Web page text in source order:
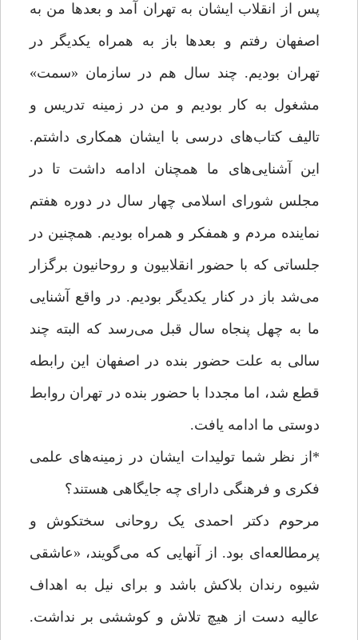
پس از انقلاب ایشان به تهران آمد و بعدها من به
اصفهان رفتم و بعدها باز به همراه یکدیگر در
تهران بودیم. چند سال هم در سازمان «سمت»
مشغول به کار بودیم و من در زمینه تدریس و
تالیف کتاب‌های درسی با ایشان همکاری داشتم.
این آشنایی‌های ما همچنان ادامه داشت تا در
مجلس شورای اسلامی چهار سال در دوره هفتم
نماینده مردم و همفکر و همراه بودیم. همچنین در
جلساتی که با حضور انقلابیون و روحانیون برگزار
می‌شد باز در کنار یکدیگر بودیم. در واقع آشنایی
ما به چهل پنجاه سال قبل می‌رسد که البته چند
سالی به علت حضور بنده در اصفهان این رابطه
قطع شد، اما مجددا با حضور بنده در تهران روابط
دوستی ما ادامه یافت.
*از نظر شما تولیدات ایشان در زمینه‌های علمی
فکری و فرهنگی دارای چه جایگاهی هستند؟
مرحوم دکتر احمدی یک روحانی سختکوش و
پرمطالعه‌ای بود. از آنهایی که می‌گویند، «عاشقی
شیوه رندان بلاکش باشد و برای نیل به اهداف
عالیه دست از هیچ تلاش و کوششی بر نداشت.